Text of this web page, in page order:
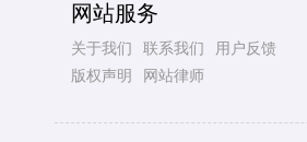
网站服务
关于我们 联系我们
用户反馈
版权声明
网站律师